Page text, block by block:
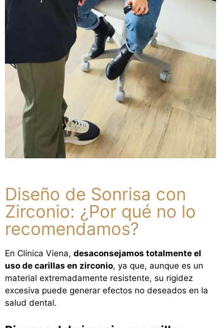
Diseño de Sonrisa con
Zirconio: ¿Por qué no lo
recomendamos?
En Clínica Viena, desaconsejamos totalmente el
uso de carillas en zirconio, ya que, aunque es un
material extremadamente resistente, su rigidez
excesiva puede generar efectos no deseados en la
salud dental.